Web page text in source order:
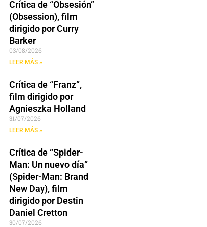
Crítica de “Obsesión”
(Obsession), film
dirigido por Curry
Barker
03/08/2026
LEER MÁS »
Crítica de “Franz”,
film dirigido por
Agnieszka Holland
31/07/2026
LEER MÁS »
Crítica de “Spider-
Man: Un nuevo día”
(Spider-Man: Brand
New Day), film
dirigido por Destin
Daniel Cretton
30/07/2026